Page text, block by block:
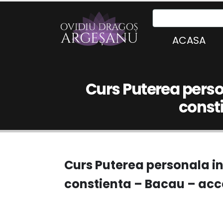
ACASA
Curs Puterea
Curs Puterea personala
constienta – Bacau –